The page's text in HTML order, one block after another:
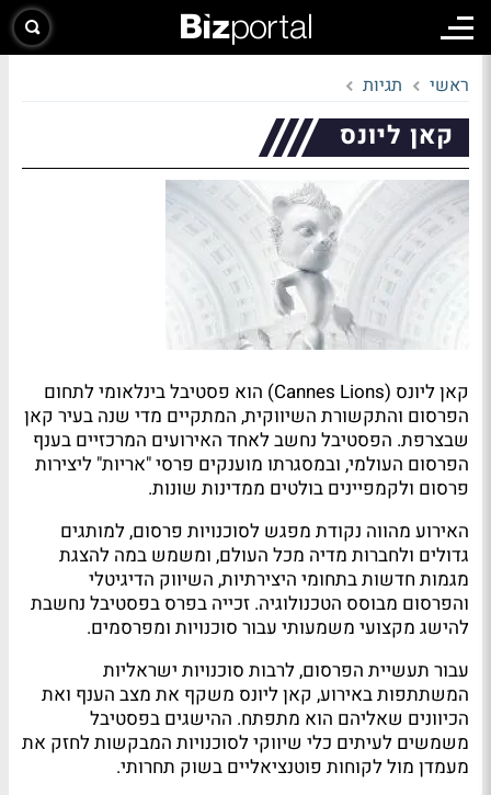
ראשי תגיות
קאן ליונס
קאן ליונס (Cannes Lions) הוא פסטיבל בינלאומי לתחום
הפרסום והתקשורת השיווקית, המתקיים מדי שנה בעיר קאן
שבצרפת. הפסטיבל נחשב לאחד האירועים המרכזיים בענף
הפרסום העולמי, ובמסגרתו מוענקים פרסי "אריות" ליצירות
פרסום ולקמפיינים בולטים ממדינות שונות.
האירוע מהווה נקודת מפגש לסוכנויות פרסום, למותגים
גדולים ולחברות מדיה מכל העולם, ומשמש במה להצגת
מגמות חדשות בתחומי היצירתיות, השיווק הדיגיטלי
והפרסום מבוסס הטכנולוגיה. זכייה בפרס בפסטיבל נחשבת
להישג מקצועי משמעותי עבור סוכנויות ומפרסמים.
עבור תעשיית הפרסום, לרבות סוכנויות ישראליות
המשתתפות באירוע, קאן ליונס משקף את מצב הענף ואת
הכיוונים שאליהם הוא מתפתח. ההישגים בפסטיבל
משמשים לעיתים כלי שיווקי לסוכנויות המבקשות לחזק את
מעמדן מול לקוחות פוטנציאליים בשוק תחרותי.